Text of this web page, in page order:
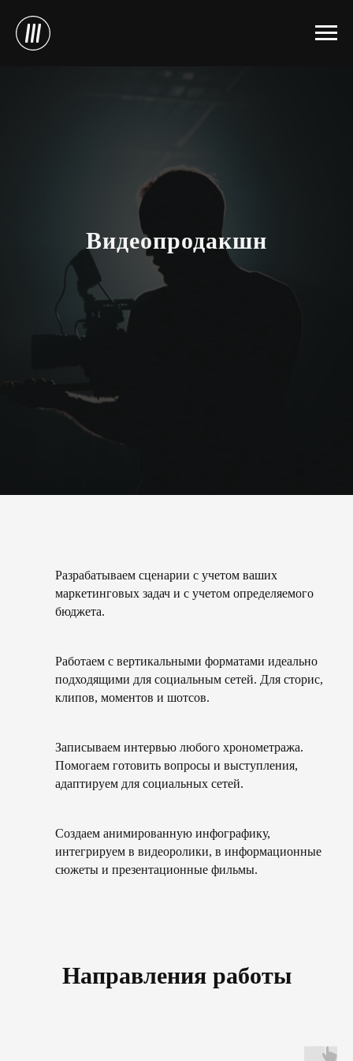
Видеопродакшн
Разрабатываем сценарии с учетом ваших
маркетинговых задач и с учетом определяемого
бюджета.
Работаем с вертикальными форматами идеально
подходящими для социальным сетей. Для сторис,
клипов, моментов и шотсов.
Записываем интервью любого хронометража.
Помогаем готовить вопросы и выступления,
адаптируем для социальных сетей.
Создаем анимированную инфографику,
интегрируем в видеоролики, в информационные
сюжеты и презентационные фильмы.
Направления работы